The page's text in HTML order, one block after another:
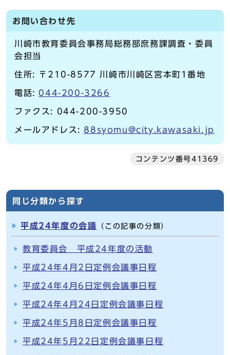
お問い合わせ先
川崎市教育委員会事務局総務部庶務課調査・委員
会担当
住所: 〒210-8577 川崎市川崎区宮本町1番地
電話: 044-200-3266
ファクス: 044-200-3950
メールアドレス:88syomu@city.kawasaki.jp
コンテンツ番号41369
同じ分類から探す
平成24年度の会議 （この記事の分類）
教育委員会 平成24年度の活動
平成24年4月2日定例会議事日程
平成24年4月6日定例会議事日程
平成24年4月24日定例会議事日程
平成24年5月8日定例会議事日程
平成24年5月22日定例会議事日程